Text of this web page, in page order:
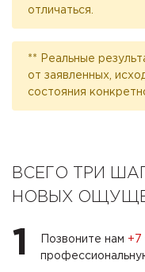
отличаться.
** Реальные
от заявленных,
состояния
ВСЕГО ТРИ
НОВЫХ
1 Позвоните нам +7